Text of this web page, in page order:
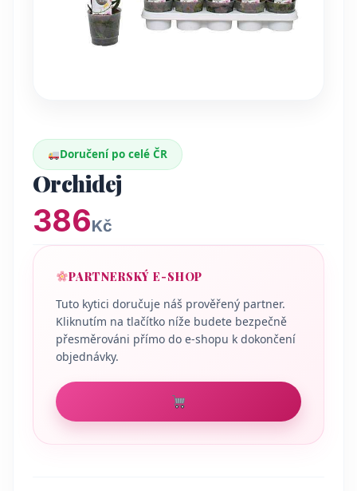
Doručení po celé ČR
Orchidej
386Kč
PARTNERSKÝ E-SHOP
Tuto kytici doručuje náš prověřený partner.
Kliknutím na tlačítko níže budete bezpečně
přesměrováni přímo do e-shopu k dokončení
objednávky.